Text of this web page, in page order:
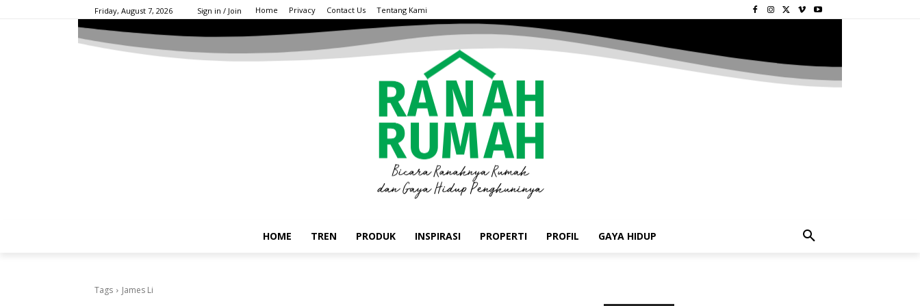
Friday, August 7, 2026 Sign in / Join Home Privacy Contact Us Tentang Kami
HOME TREN PRODUK INSPIRASI PROPERTI PROFIL GAYA HIDUP
Tags James Li